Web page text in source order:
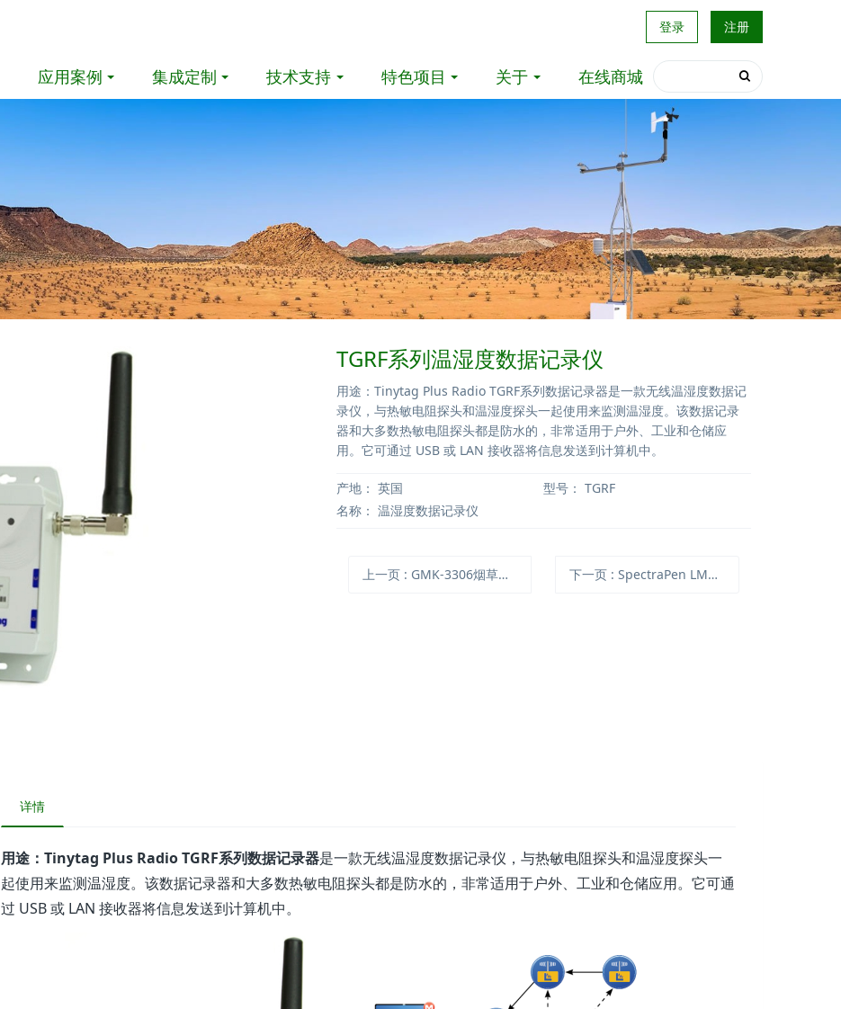
登录 注册
应用案例 集成定制 技术支持 特色项目 关于 在线商城
TGRF系列温湿度数据记录仪
用途：Tinytag Plus Radio TGRF系列数据记录器是一款无线温湿度数据记
录仪，与热敏电阻探头和温湿度探头一起使用来监测温湿度。该数据记录
器和大多数热敏电阻探头都是防水的，非常适用于户外、工业和仓储应
用。它可通过 USB 或 LAN 接收器将信息发送到计算机中。
产地： 英国 型号： TGRF
名称： 温湿度数据记录仪
上一页 : GMK-3306烟草水分测定仪 下一页 : SpectraPen LM510手持式光谱仪
详情
用途：Tinytag Plus Radio TGRF系列数据记录器是一款无线温湿度数据记录仪，与热敏电阻探头和温湿度探头一
起使用来监测温湿度。该数据记录器和大多数热敏电阻探头都是防水的，非常适用于户外、工业和仓储应用。它可通
过 USB 或 LAN 接收器将信息发送到计算机中。